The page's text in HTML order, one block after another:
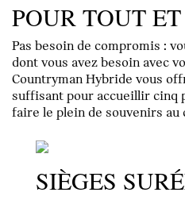
POUR TOUT
Pas besoin de compromis :
dont vous avez besoin avec
Countryman Hybride vous
suffisant pour accueillir cinq
faire le plein de souvenirs au
SIÈGES